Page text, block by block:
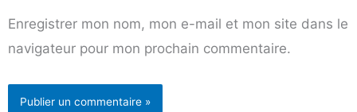
Enregistrer mon nom, mon e-mail et mon site dans le
navigateur pour mon prochain commentaire.